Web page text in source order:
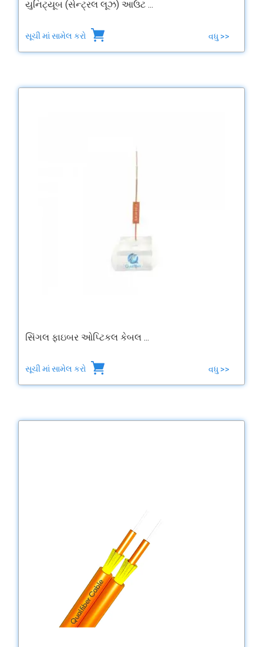
યુનિટ્યૂબ (સેન્ટ્રલ લૂઝ) આઉટ ...
સૂચી માં સામેલ કરો વધુ >>
સિંગલ ફાઇબર ઓપ્ટિકલ કેબલ ...
સૂચી માં સામેલ કરો વધુ >>